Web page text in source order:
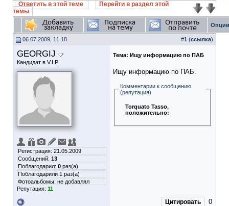
Ответить в этой теме
Перейти в раздел этой
темы
06.07.2009, 11:18 #1 (ссылка)
GEORGIJ
Кандидат в V.I.P.
Регистрация: 21.05.2009
Сообщений: 13
Поблагодарил: 0 раз(а)
Поблагодарили 1 раз(а)
Фотоальбомы: не добавлял
Репутация: 11
Тема: Ищу информацию по ПАБ
Ищу информацию по ПАБ.
Комментарии к сообщению
(репутация)
Torquato Tasso,
положительно:
Цитировать 0